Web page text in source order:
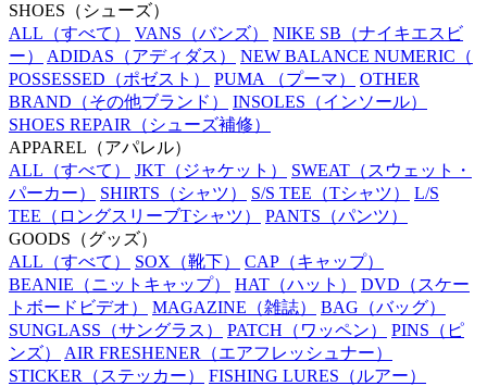
SHOES （シューズ）
ALL （すべて） VANS （バンズ） NIKE SB （ナイキエスビ
ー）
ADIDAS （アディダス） NEW BALANCE NUMERIC （
POSSESSED （ポゼスト） PUMA （プーマ）
OTHER
BRAND （その他ブランド） INSOLES （インソール）
SHOES REPAIR （シューズ補修）
APPAREL （アパレル）
ALL （すべて） JKT （ジャケット） SWEAT （スウェット・
パーカー）
SHIRTS （シャツ） S/S TEE （Tシャツ）
L/S
TEE （ロングスリーブTシャツ） PANTS （パンツ）
GOODS （グッズ）
ALL （すべて） SOX （靴下） CAP （キャップ）
BEANIE （ニットキャップ） HAT （ハット） DVD （スケー
トボードビデオ）
MAGAZINE （雑誌） BAG （バッグ）
SUNGLASS （サングラス） PATCH （ワッペン） PINS （ピ
ンズ）
AIR FRESHENER （エアフレッシュナー）
STICKER （ステッカー） FISHING LURES （ルアー）